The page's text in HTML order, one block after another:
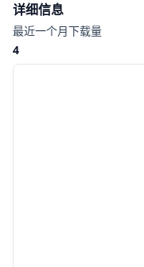
详细信息
最近一个月下载量
4